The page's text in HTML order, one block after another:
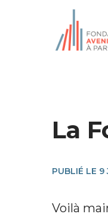
La
PUBLIÉ LE
Voilà